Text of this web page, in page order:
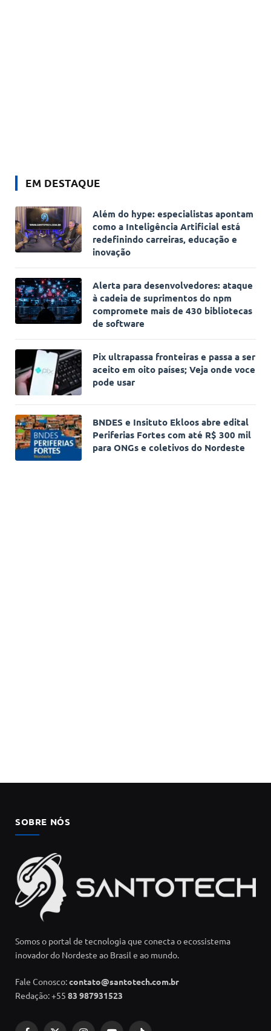
EM DESTAQUE
Além do hype: especialistas apontam
como a Inteligência Artificial está
redefinindo carreiras, educação e
inovação
Alerta para desenvolvedores: ataque
à cadeia de suprimentos do npm
compromete mais de 430 bibliotecas
de software
Pix ultrapassa fronteiras e passa a ser
aceito em oito países; Veja onde voce
pode usar
BNDES e Insituto Ekloos abre edital
Periferias Fortes com até R$ 300 mil
para ONGs e coletivos do Nordeste
SOBRE NÓS
Somos o portal de tecnologia que conecta o ecossistema
inovador do Nordeste ao Brasil e ao mundo.
Fale Conosco:contato@santotech.com.br
Redação: +55 83 987931523